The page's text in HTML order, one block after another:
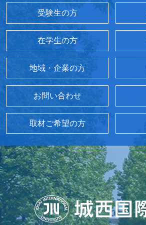
受験生の方
在学生の方
地域・企業の方
お問い合わせ
取材ご希望の方